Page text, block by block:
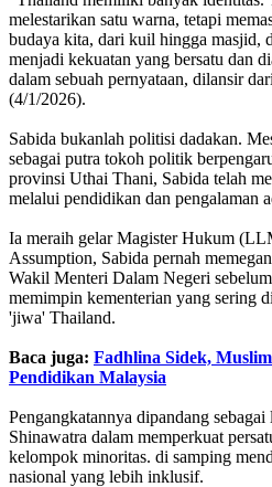
melestarikan satu warna, tetapi
budaya kita, dari kuil hingga masjid,
menjadi kekuatan yang bersatu dan
dalam sebuah pernyataan, dilansir
(4/1/2026).
Sabida bukanlah politisi dadakan.
sebagai putra tokoh politik
provinsi Uthai Thani, Sabida telah
melalui pendidikan dan pengalaman
Ia meraih gelar Magister Hukum
Assumption, Sabida pernah
Wakil Menteri Dalam Negeri
memimpin kementerian yang sering
'jiwa' Thailand.
Baca juga: Fadhlina Sidek,
Pendidikan Malaysia
Pengangkatannya dipandang
Shinawatra dalam memperkuat
kelompok minoritas. di samping
nasional yang lebih inklusif.